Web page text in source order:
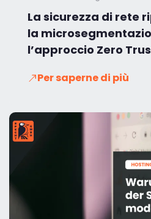
La sicurezza di rete
la
l’approccio Zero
Per saperne di più